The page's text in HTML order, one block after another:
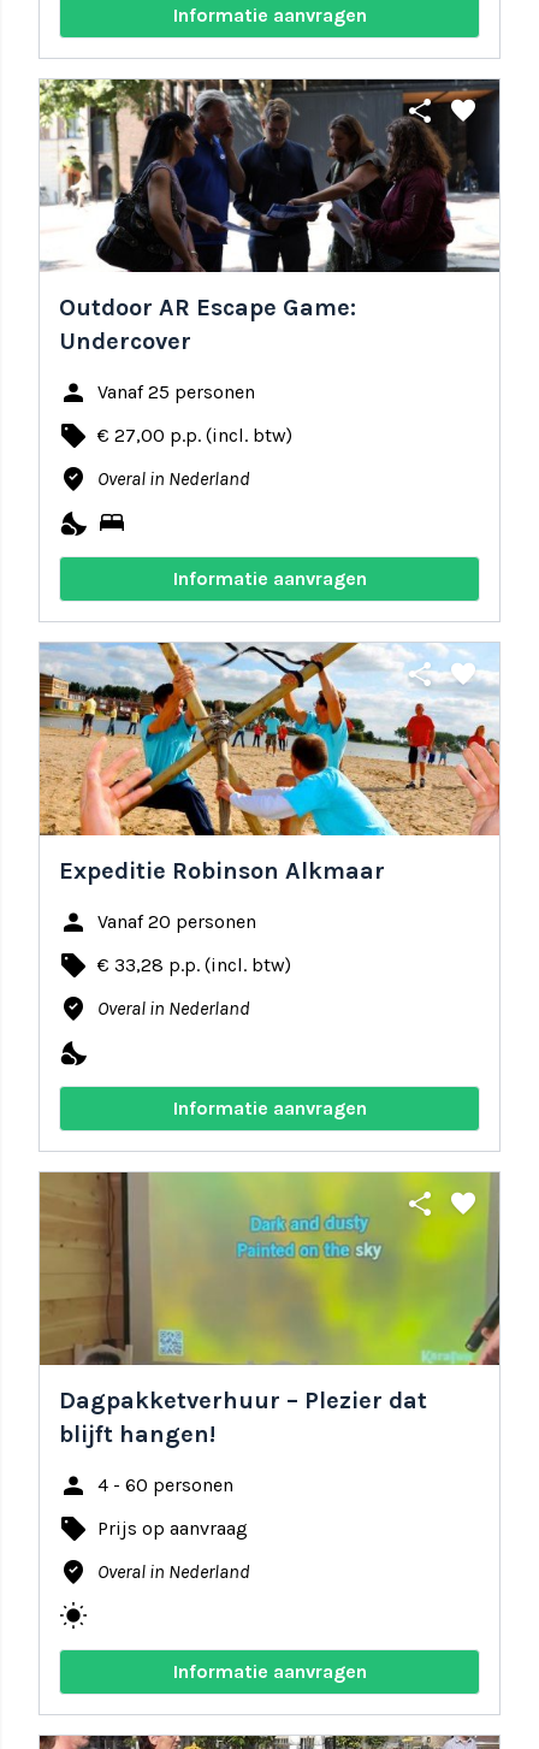
Informatie aanvragen
share favorite
Outdoor AR Escape Game:
Undercover
person Vanaf 25 personen
local_offer € 27,00 p.p. (incl. btw)
where_to_vote Overal in Nederland
nights_stay bed
Informatie aanvragen
share favorite
Expeditie Robinson Alkmaar
person Vanaf 20 personen
local_offer € 33,28 p.p. (incl. btw)
where_to_vote Overal in Nederland
nights_stay
Informatie aanvragen
share favorite
Dagpakketverhuur – Plezier dat
blijft hangen!
person 4 - 60 personen
local_offer Prijs op aanvraag
where_to_vote Overal in Nederland
wb_sunny
Informatie aanvragen